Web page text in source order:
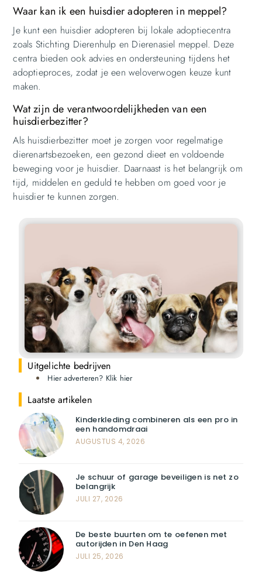
Waar kan ik een huisdier adopteren in meppel?
Je kunt een huisdier adopteren bij lokale adoptiecentra
zoals Stichting Dierenhulp en Dierenasiel meppel. Deze
centra bieden ook advies en ondersteuning tijdens het
adoptieproces, zodat je een weloverwogen keuze kunt
maken.
Wat zijn de verantwoordelijkheden van een
huisdierbezitter?
Als huisdierbezitter moet je zorgen voor regelmatige
dierenartsbezoeken, een gezond dieet en voldoende
beweging voor je huisdier. Daarnaast is het belangrijk om
tijd, middelen en geduld te hebben om goed voor je
huisdier te kunnen zorgen.
Uitgelichte bedrijven
Hier adverteren? Klik hier
Laatste artikelen
Kinderkleding combineren als een pro in
een handomdraai
AUGUSTUS 4, 2026
Je schuur of garage beveiligen is net zo
belangrijk
JULI 27, 2026
De beste buurten om te oefenen met
autorijden in Den Haag
JULI 25, 2026